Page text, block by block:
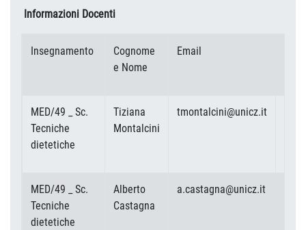
Informazioni Docenti
Insegnamento
Cognome
e Nome
Email
MED/49 _ Sc.
Tecniche
dietetiche
Tiziana
Montalcini
tmontalcini@unicz.it
MED/49 _ Sc.
Tecniche
dietetiche
Alberto
Castagna
a.castagna@unicz.it